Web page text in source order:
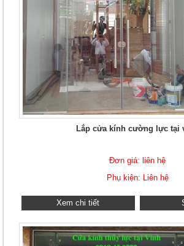
Lắp cửa kính cường lực tại
Đơn giá: liên hệ
Phụ kiện: Liên hệ
Xem chi tiết